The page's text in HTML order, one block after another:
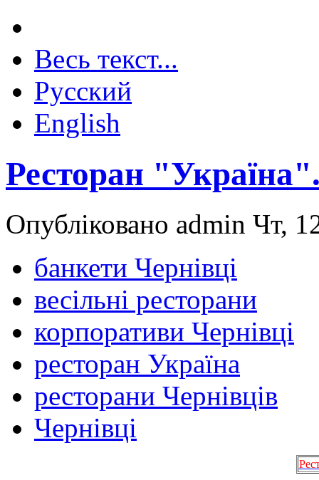
Весь текст...
Русский
English
Ресторан
Опубліковано admin Чт,
банкети Чернівці
весільні ресторани
корпоративи Чернівці
ресторан Україна
ресторани Чернівців
Чернівці